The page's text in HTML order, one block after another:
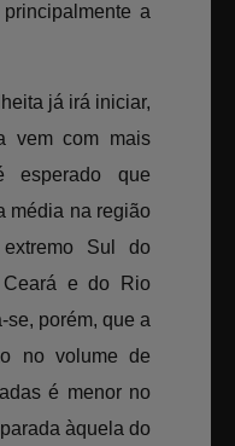
a
já irá iniciar,
vem com mais
esperado que
média na região
extremo Sul do
e do Rio
se, porém, que a
no volume de
é menor no
àquela do